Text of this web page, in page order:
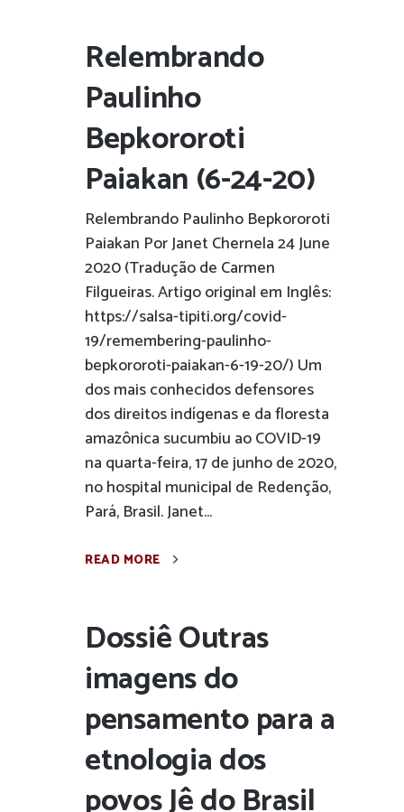
Relembrando
Paulinho
Bepkororoti
Paiakan (6-24-20)
Relembrando Paulinho Bepkororoti
Paiakan Por Janet Chernela 24 June
2020 (Tradução de Carmen
Filgueiras. Artigo original em Inglês:
https://salsa-tipiti.org/covid-
19/remembering-paulinho-
bepkororoti-paiakan-6-19-20/) Um
dos mais conhecidos defensores
dos direitos indígenas e da floresta
amazônica sucumbiu ao COVID-19
na quarta-feira, 17 de junho de 2020,
no hospital municipal de Redenção,
Pará, Brasil. Janet...
READ MORE
Dossiê Outras
imagens do
pensamento para a
etnologia dos
povos Jê do Brasil